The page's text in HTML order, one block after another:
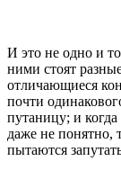
И это не одно и
ними стоят
отличающиеся
почти
путаницу; и
даже не понятно,
пытаются